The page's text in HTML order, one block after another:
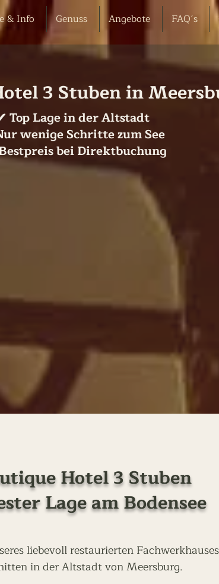
& Info Genuss Angebote FAQ´s
3 Stuben in
Top Lage in der Altstadt
wenige Schritte zum See
bei Direktbuchung
Hotel 3 Stuben
Lage am Bodensee
liebevoll restaurierten
in der Altstadt von Meersburg.